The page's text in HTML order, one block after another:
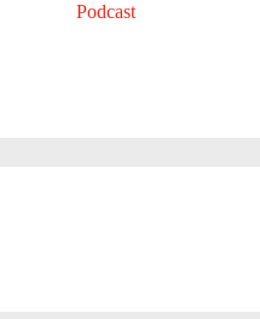
Podcast